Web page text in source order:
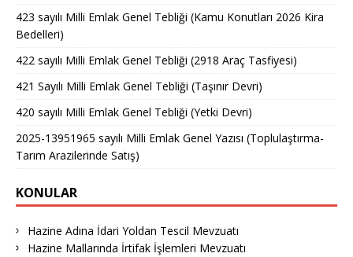
423 sayılı Milli Emlak Genel Tebliği (Kamu Konutları 2026 Kira
Bedelleri)
422 sayılı Milli Emlak Genel Tebliği (2918 Araç Tasfiyesi)
421 Sayılı Milli Emlak Genel Tebliği (Taşınır Devri)
420 sayılı Milli Emlak Genel Tebliği (Yetki Devri)
2025-13951965 sayılı Milli Emlak Genel Yazısı (Toplulaştırma-
Tarım Arazilerinde Satış)
KONULAR
Hazine Adına İdari Yoldan Tescil Mevzuatı
Hazine Mallarında İrtifak İşlemleri Mevzuatı